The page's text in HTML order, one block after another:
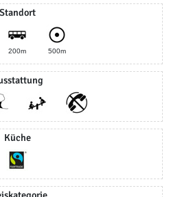
Standort
200m 500m
Küche